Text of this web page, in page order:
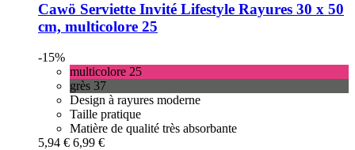
Cawö Serviette Invité Lifestyle Rayures 30 x 50
cm, multicolore 25
-15%
multicolore 25
grès 37
Design à rayures moderne
Taille pratique
Matière de qualité très absorbante
5,94 € 6,99 €